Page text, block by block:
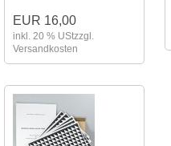
EUR 16,00
inkl. 20 % UStzzgl.
Versandkosten